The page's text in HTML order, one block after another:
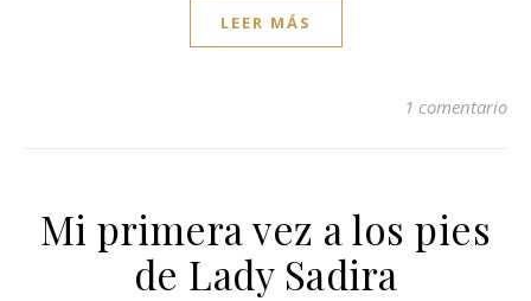
LEER MÁS
1 comentario
Mi primera vez a los pies
de Lady Sadira